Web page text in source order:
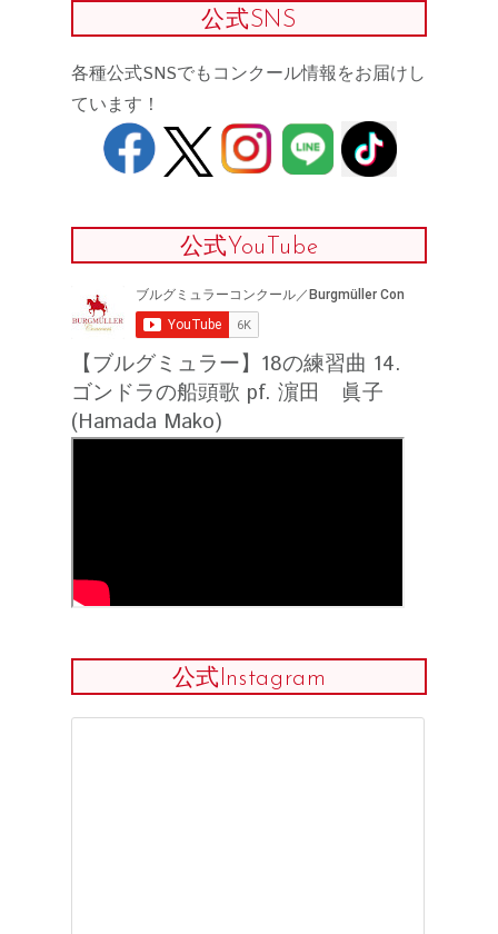
公式SNS
各種公式SNSでもコンクール情報をお届けし
ています！
公式YouTube
【ブルグミュラー】18の練習曲 14.
ゴンドラの船頭歌 pf. 濵田 眞子
(Hamada Mako)
公式Instagram